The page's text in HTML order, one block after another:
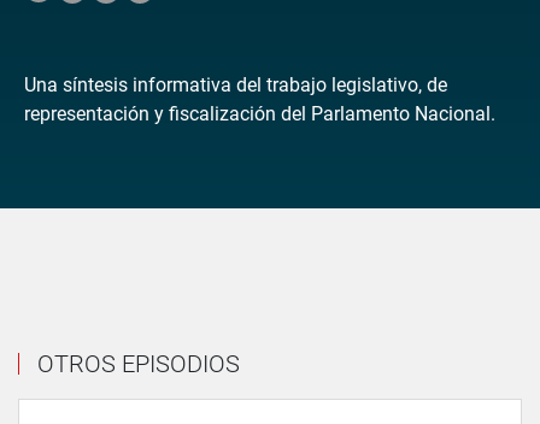
Una síntesis informativa del trabajo legislativo, de
representación y fiscalización del Parlamento Nacional.
OTROS EPISODIOS